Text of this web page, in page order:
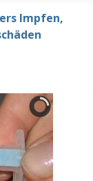
Impfen,